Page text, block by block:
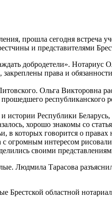
прошла сегодня встреча
и представителями
добродетели». Нотариус
права и
Ольга Викторовна
республиканского
истории Республики
хорошо знакомы со
в которых говорится о
с огромным интересом
своими
Людмила Тарасова
областной